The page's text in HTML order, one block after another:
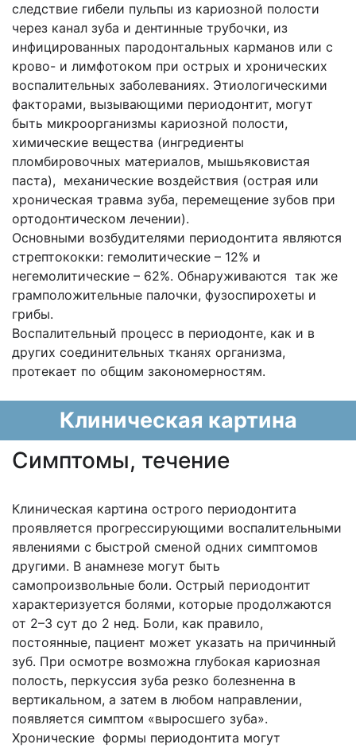
следствие гибели пульпы из кариозной полости
через канал зуба и дентинные трубочки, из
инфицированных пародонтальных карманов или с
крово- и лимфотоком при острых и хронических
воспалительных заболеваниях. Этиологическими
факторами, вызывающими периодонтит, могут
быть микроорганизмы кариозной полости,
химические вещества (ингредиенты
пломбировочных материалов, мышьяковистая
паста), механические воздействия (острая или
хроническая травма зуба, перемещение зубов при
ортодонтическом лечении).
Основными возбудителями периодонтита являются
стрептококки: гемолитические – 12% и
негемолитические – 62%. Обнаруживаются так же
грамположительные палочки, фузоспирохеты и
грибы.
Воспалительный процесс в периодонте, как и в
других соединительных тканях организма,
протекает по общим закономерностям.
Клиническая картина
Cимптомы, течение
Клиническая картина острого периодонтита
проявляется прогрессирующими воспалительными
явлениями с быстрой сменой одних симптомов
другими. В анамнезе могут быть
самопроизвольные боли. Острый периодонтит
характеризуется болями, которые продолжаются
от 2–3 сут до 2 нед. Боли, как правило,
постоянные, пациент может указать на причинный
зуб. При осмотре возможна глубокая кариозная
полость, перкуссия зуба резко болезненна в
вертикальном, а затем в любом направлении,
появляется симптом «выросшего зуба».
Хронические формы периодонтита могут